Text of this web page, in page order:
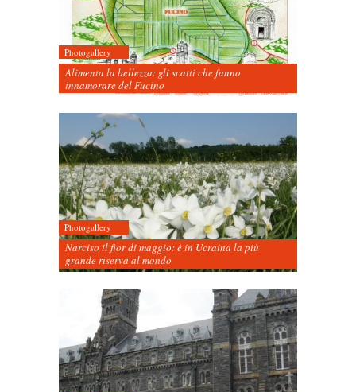
Photogallery
Alimenta la bellezza: gli scatti che fanno
innamorare del Fucino
Photogallery
Narciso il fior di maggio: è in Ucraina la più
grande riserva al mondo